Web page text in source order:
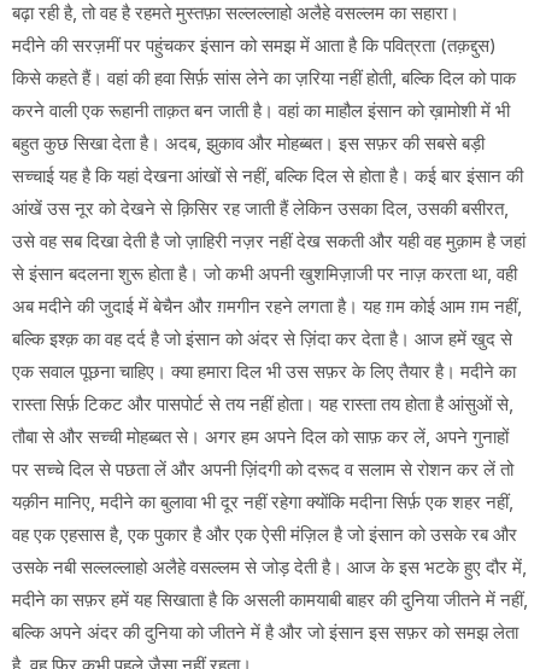
बढ़ा रही है, तो वह है रहमते मुस्तफ़ा सल्लल्लाहो अलैहे वसल्लम का सहारा।
मदीने की सरज़मीं पर पहुंचकर इंसान को समझ में आता है कि पवित्रता (तक़द्दुस)
किसे कहते हैं। वहां की हवा सिर्फ़ सांस लेने का ज़रिया नहीं होती, बल्कि दिल को पाक
करने वाली एक रूहानी ताक़त बन जाती है। वहां का माहौल इंसान को ख़ामोशी में भी
बहुत कुछ सिखा देता है। अदब, झुकाव और मोहब्बत। इस सफ़र की सबसे बड़ी
सच्चाई यह है कि यहां देखना आंखों से नहीं, बल्कि दिल से होता है। कई बार इंसान की
आंखें उस नूर को देखने से क़िसिर रह जाती हैं लेकिन उसका दिल, उसकी बसीरत,
उसे वह सब दिखा देती है जो ज़ाहिरी नज़र नहीं देख सकती और यही वह मुक़ाम है जहां
से इंसान बदलना शुरू होता है। जो कभी अपनी खुशमिज़ाजी पर नाज़ करता था, वही
अब मदीने की जुदाई में बेचैन और ग़मगीन रहने लगता है। यह ग़म कोई आम ग़म नहीं,
बल्कि इश्क़ का वह दर्द है जो इंसान को अंदर से ज़िंदा कर देता है। आज हमें खुद से
एक सवाल पूछना चाहिए। क्या हमारा दिल भी उस सफ़र के लिए तैयार है। मदीने का
रास्ता सिर्फ़ टिकट और पासपोर्ट से तय नहीं होता। यह रास्ता तय होता है आंसुओं से,
तौबा से और सच्ची मोहब्बत से। अगर हम अपने दिल को साफ़ कर लें, अपने गुनाहों
पर सच्चे दिल से पछता लें और अपनी ज़िंदगी को दरूद व सलाम से रोशन कर लें तो
यक़ीन मानिए, मदीने का बुलावा भी दूर नहीं रहेगा क्योंकि मदीना सिर्फ़ एक शहर नहीं,
वह एक एहसास है, एक पुकार है और एक ऐसी मंज़िल है जो इंसान को उसके रब और
उसके नबी सल्लल्लाहो अलैहे वसल्लम से जोड़ देती है। आज के इस भटके हुए दौर में,
मदीने का सफ़र हमें यह सिखाता है कि असली कामयाबी बाहर की दुनिया जीतने में नहीं,
बल्कि अपने अंदर की दुनिया को जीतने में है और जो इंसान इस सफ़र को समझ लेता